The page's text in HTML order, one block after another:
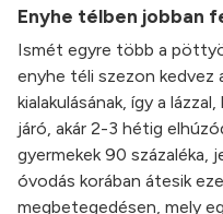
Enyhe télben jobban
Ismét egyre több a
enyhe téli szezon
kialakulásának, így a
járó, akár 2-3 hétig
gyermekek 90 százaléka,
óvodás korában átesik
megbetegedésen, mely